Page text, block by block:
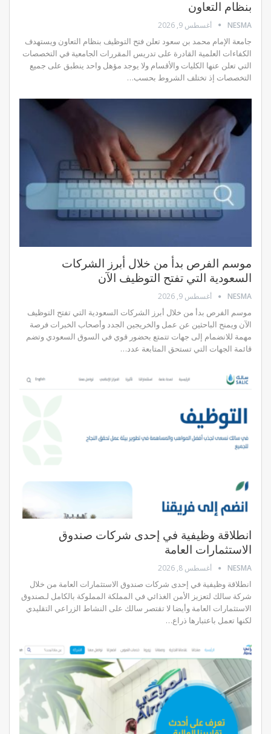
بنظام التعاون
NESMA أغسطس 9, 2026
جامعة الإمام محمد بن سعود تعلن فتح التوظيف بنظام التعاون ويستهدف
الكفاءات العلمية القادرة على تدريس المقررات الجامعية في التخصصات
التي تعلن عنها الكليات والأقسام ولا يوجد مؤهل واحد ينطبق على جميع
التخصصات إذ تختلف الشروط بحسب…
موسم الفرص بدأ من خلال أبرز الشركات
السعودية التي تفتح التوظيف الآن
NESMA أغسطس 9, 2026
موسم الفرص بدأ من خلال أبرز الشركات السعودية التي تفتح التوظيف
الآن ويمنح الباحثين عن عمل والخريجين الجدد وأصحاب الخبرات فرصة
مهمة للانضمام إلى جهات تتمتع بحضور قوي في السوق السعودي وتضم
قائمة الجهات التي تستحق المتابعة عدد…
انطلاقة وظيفية في إحدى شركات صندوق
الاستثمارات العامة
NESMA أغسطس 8, 2026
انطلاقة وظيفية في إحدى شركات صندوق الاستثمارات العامة من خلال
شركة سالك لتعزيز الأمن الغذائي في المملكة المملوكة بالكامل لـصندوق
الاستثمارات العامة وأيضا لا تقتصر سالك على النشاط الزراعي التقليدي
لكنها تعمل باعتبارها ذراع…